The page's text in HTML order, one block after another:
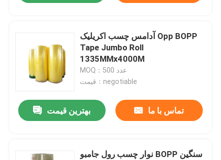
آدامس چسب اکریلیک Opp BOPP
Tape Jumbo Roll
1335MMx4000M
MOQ：500 عدد
قیمت：negotiable
بهترین قیمت تماس با ما
نوار چسب رول جامبو BOPP سنگین